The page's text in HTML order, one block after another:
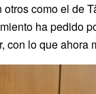
como el de
ha pedido
lo que ahora